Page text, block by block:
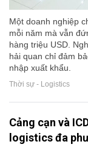
Một doanh nghiệp
mỗi năm mà vẫn
hàng triệu USD.
hải quan chỉ đảm
nhập xuất khẩu.
Thời sự - Logistics
Cảng cạn và
logistics đa